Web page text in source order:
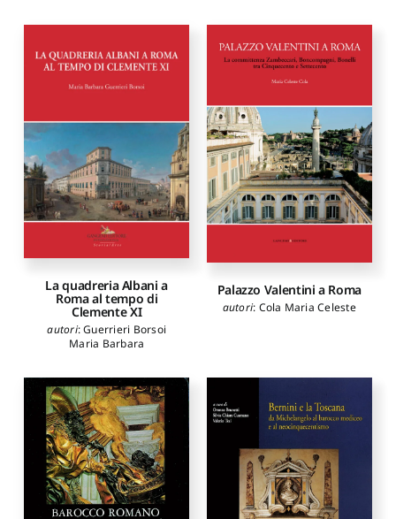
La quadreria Albani a
Roma al tempo di
Clemente XI
autori:Guerrieri Borsoi
Maria Barbara
Palazzo Valentini a Roma
autori: Cola Maria Celeste